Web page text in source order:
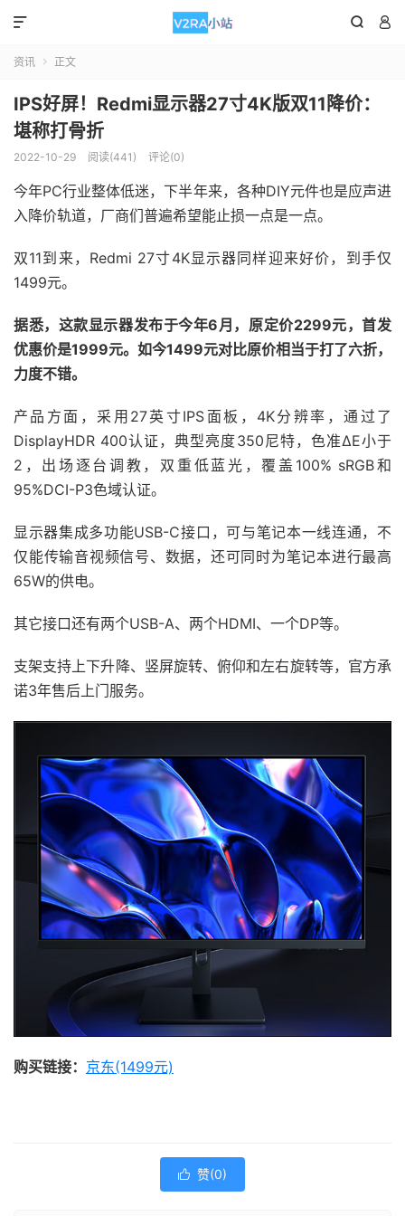
 

资讯  正文
IPS好屏！Redmi显示器27寸4K版双11降价：
堪称打骨折
2022-10-29 阅读(441) 评论(0)
今年PC行业整体低迷，下半年来，各种DIY元件也是应声进
入降价轨道，厂商们普遍希望能止损一点是一点。
双11到来，Redmi 27寸4K显示器同样迎来好价，到手仅
1499元。
据悉，这款显示器发布于今年6月，原定价2299元，首发
优惠价是1999元。如今1499元对比原价相当于打了六折，
力度不错。
产品方面，采用27英寸IPS面板，4K分辨率，通过了
DisplayHDR 400认证，典型亮度350尼特，色准ΔE小于
2，出场逐台调教，双重低蓝光，覆盖100% sRGB和
95%DCI-P3色域认证。
显示器集成多功能USB-C接口，可与笔记本一线连通，不
仅能传输音视频信号、数据，还可同时为笔记本进行最高
65W的供电。
其它接口还有两个USB-A、两个HDMI、一个DP等。
支架支持上下升降、竖屏旋转、俯仰和左右旋转等，官方承
诺3年售后上门服务。
购买链接： 京东(1499元)
 赞(0)